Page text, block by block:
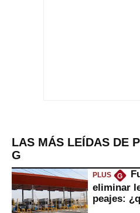
LAS MÁS LEÍDAS DE
G
PLUS G
eliminar
peajes: